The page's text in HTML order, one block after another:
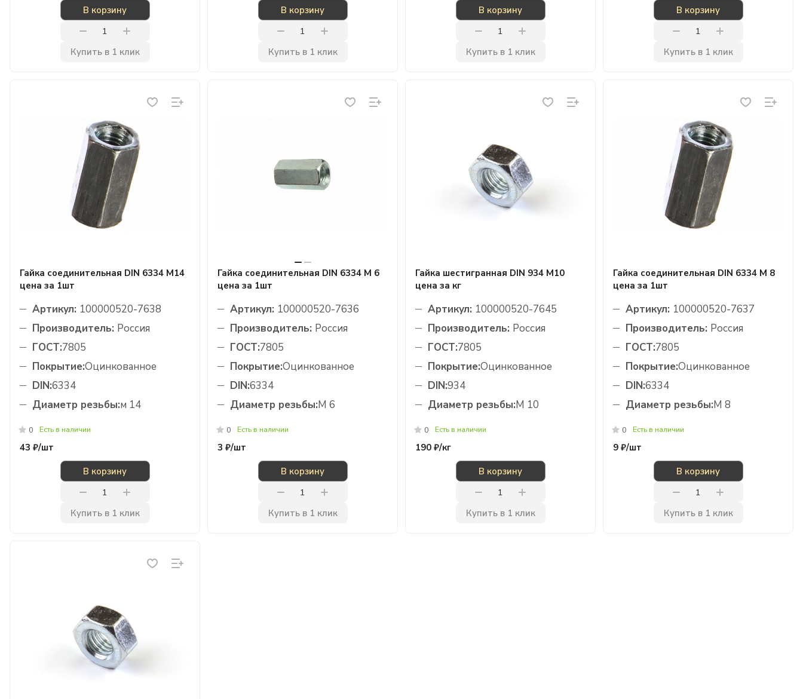
В корзину
Купить в 1 клик
В корзину
Купить в 1 клик
В корзину
Купить в 1 клик
В корзину
Купить в 1 клик
Гайка соединительная DIN 6334 М14
цена за 1шт
Артикул: 100000520-7638
Производитель: Россия
ГОСТ:7805
Покрытие:Оцинкованное
DIN:6334
Диаметр резьбы:м 14
0 Есть в наличии
43 ₽/шт
В корзину
Купить в 1 клик
Гайка соединительная DIN 6334 М 6
цена за 1шт
Артикул: 100000520-7636
Производитель: Россия
ГОСТ:7805
Покрытие:Оцинкованное
DIN:6334
Диаметр резьбы:М 6
0 Есть в наличии
3 ₽/шт
В корзину
Купить в 1 клик
Гайка шестигранная DIN 934 М10
цена за кг
Артикул: 100000520-7645
Производитель: Россия
ГОСТ:7805
Покрытие:Оцинкованное
DIN:934
Диаметр резьбы:М 10
0 Есть в наличии
190 ₽/кг
В корзину
Купить в 1 клик
Гайка соединительная DIN 6334 М 8
цена за 1шт
Артикул: 100000520-7637
Производитель: Россия
ГОСТ:7805
Покрытие:Оцинкованное
DIN:6334
Диаметр резьбы:М 8
0 Есть в наличии
9 ₽/шт
В корзину
Купить в 1 клик